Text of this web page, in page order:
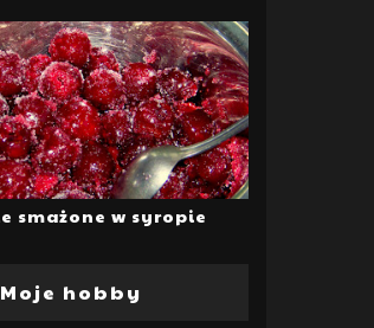
smażone w syropie
Moje hobby